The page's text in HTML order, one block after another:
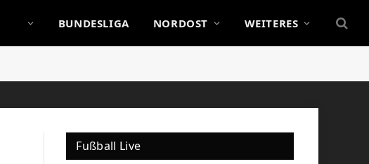
BUNDESLIGA NORDOST WEITERES
Fußball Live